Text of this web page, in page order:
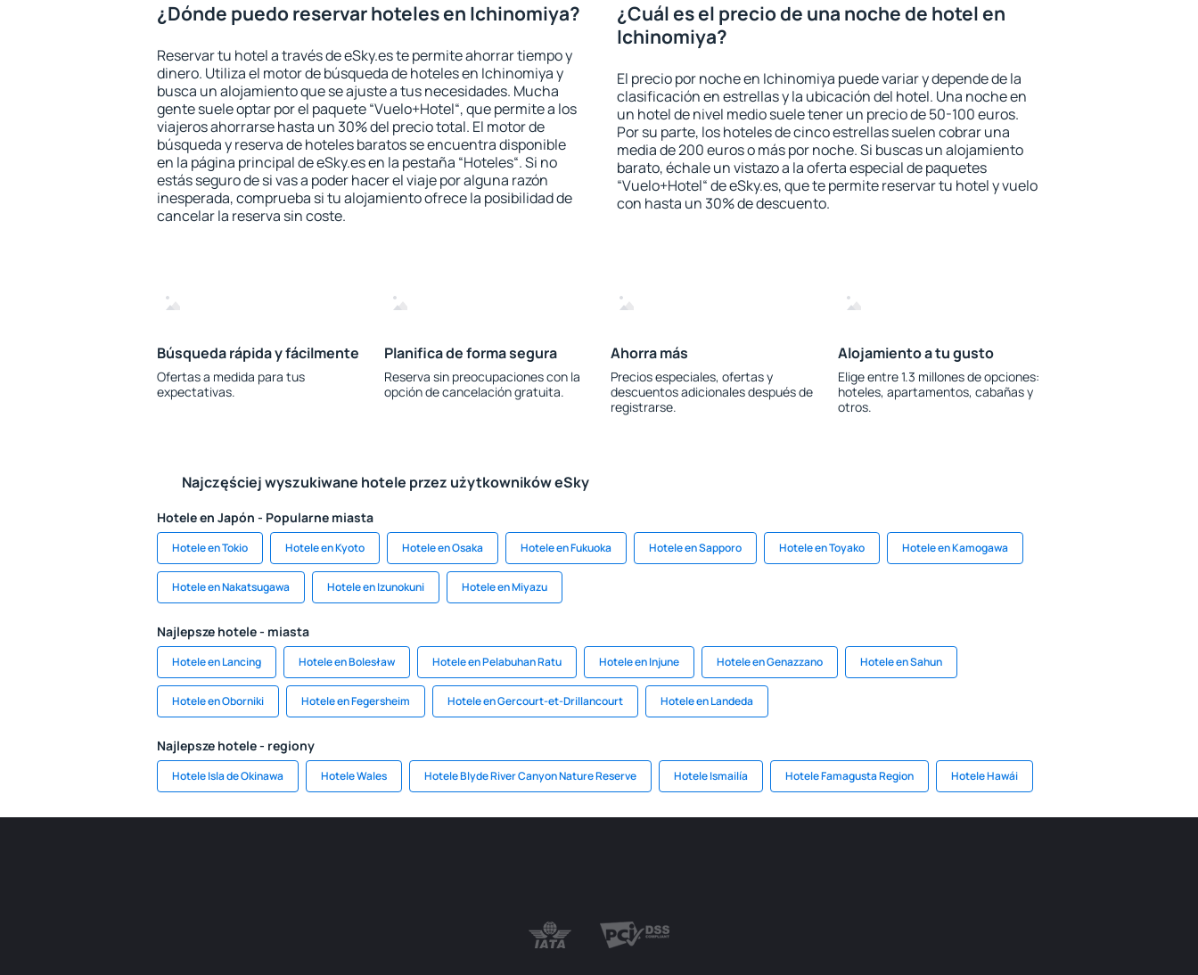
¿Dónde puedo reservar hoteles en Ichinomiya?
Reservar tu hotel a través de eSky.es te permite ahorrar tiempo y
dinero. Utiliza el motor de búsqueda de hoteles en Ichinomiya y
busca un alojamiento que se ajuste a tus necesidades. Mucha
gente suele optar por el paquete “Vuelo+Hotel“, que permite a los
viajeros ahorrarse hasta un 30% del precio total. El motor de
búsqueda y reserva de hoteles baratos se encuentra disponible
en la página principal de eSky.es en la pestaña “Hoteles“. Si no
estás seguro de si vas a poder hacer el viaje por alguna razón
inesperada, comprueba si tu alojamiento ofrece la posibilidad de
cancelar la reserva sin coste.
¿Cuál es el precio de una noche de hotel en
Ichinomiya?
El precio por noche en Ichinomiya puede variar y depende de la
clasificación en estrellas y la ubicación del hotel. Una noche en
un hotel de nivel medio suele tener un precio de 50-100 euros.
Por su parte, los hoteles de cinco estrellas suelen cobrar una
media de 200 euros o más por noche. Si buscas un alojamiento
barato, échale un vistazo a la oferta especial de paquetes
“Vuelo+Hotel“ de eSky.es, que te permite reservar tu hotel y vuelo
con hasta un 30% de descuento.
Búsqueda rápida y fácilmente
Ofertas a medida para tus
expectativas.
Planifica de forma segura
Reserva sin preocupaciones con la
opción de cancelación gratuita.
Ahorra más
Precios especiales, ofertas y
descuentos adicionales después de
registrarse.
Alojamiento a tu gusto
Elige entre 1.3 millones de opciones:
hoteles, apartamentos, cabañas y
otros.
Najczęściej wyszukiwane hotele przez użytkowników eSky
Hotele en Japón - Popularne miasta
Hotele en Tokio Hotele en Kyoto Hotele en Osaka Hotele en Fukuoka Hotele en Sapporo Hotele en Toyako Hotele en Kamogawa
Hotele en Nakatsugawa Hotele en Izunokuni Hotele en Miyazu
Najlepsze hotele - miasta
Hotele en Lancing Hotele en Bolesław Hotele en Pelabuhan Ratu Hotele en Injune Hotele en Genazzano Hotele en Sahun
Hotele en Oborniki Hotele en Fegersheim Hotele en Gercourt-et-Drillancourt Hotele en Landeda
Najlepsze hotele - regiony
Hotele Isla de Okinawa Hotele Wales Hotele Blyde River Canyon Nature Reserve Hotele Ismailía Hotele Famagusta Region Hotele Hawái